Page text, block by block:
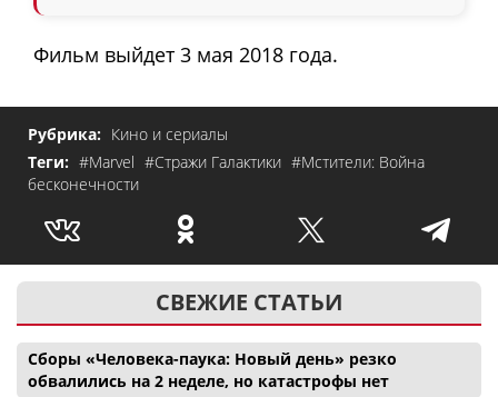
Фильм выйдет 3 мая 2018 года.
Рубрика: Кино и сериалы
Теги: #Marvel #Стражи Галактики #Мстители: Война
бесконечности
СВЕЖИЕ СТАТЬИ
Сборы «Человека-паука: Новый день» резко
обвалились на 2 неделе, но катастрофы нет